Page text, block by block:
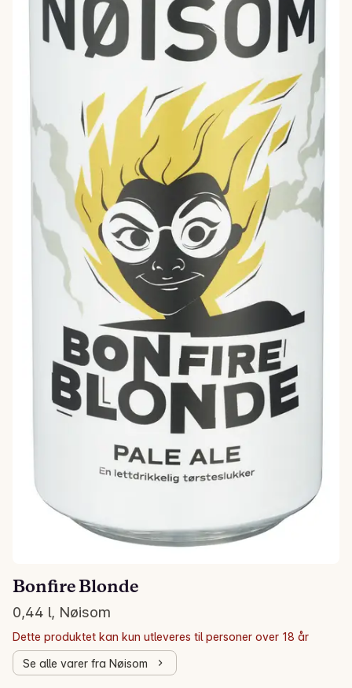
Bonfire Blonde
0,44 l, Nøisom
Dette produktet kan kun utleveres til personer over 18 år
Se alle varer fra Nøisom